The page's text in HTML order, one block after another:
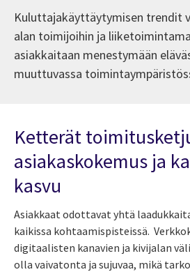
Kuluttajakäyttäytymisen trendit
alan toimijoihin ja
asiakkaitaan menestymään
muuttuvassa
Ketterät
asiakaskokemus ja
kasvu
Asiakkaat odottavat yhtä
kaikissa kohtaamispisteissä.
digitaalisten kanavien ja kivijalan
olla vaivatonta ja sujuvaa, mikä